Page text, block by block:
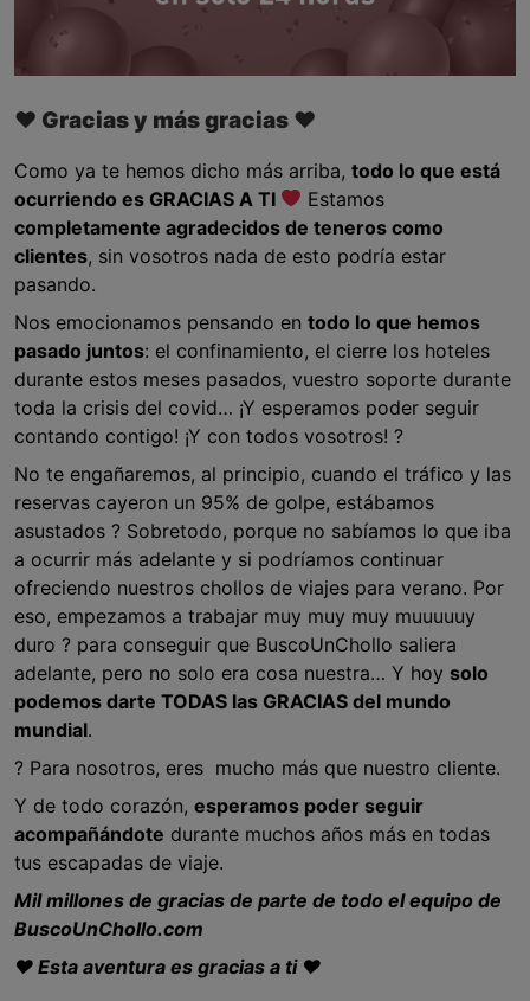
♥ Gracias y más gracias ♥
Como ya te hemos dicho más arriba, todo lo que está
ocurriendo es GRACIAS A TI
Estamos
completamente agradecidos de teneros como
clientes, sin vosotros nada de esto podría estar
pasando.
Nos emocionamos pensando en todo lo que hemos
pasado juntos: el confinamiento, el cierre los hoteles
durante estos meses pasados, vuestro soporte durante
toda la crisis del covid… ¡Y esperamos poder seguir
contando contigo! ¡Y con todos vosotros! ?
No te engañaremos, al principio, cuando el tráfico y las
reservas cayeron un 95% de golpe, estábamos
asustados ? Sobretodo, porque no sabíamos lo que iba
a ocurrir más adelante y si podríamos continuar
ofreciendo nuestros chollos de viajes para verano. Por
eso, empezamos a trabajar muy muy muy muuuuuy
duro ? para conseguir que BuscoUnChollo saliera
adelante, pero no solo era cosa nuestra… Y hoy solo
podemos darte TODAS las GRACIAS del mundo
mundial.
? Para nosotros, eres mucho más que nuestro cliente.
Y de todo corazón, esperamos poder seguir
acompañándote durante muchos años más en todas
tus escapadas de viaje.
Mil millones de gracias de parte de todo el equipo de
BuscoUnChollo.com
♥ Esta aventura es gracias a ti ♥